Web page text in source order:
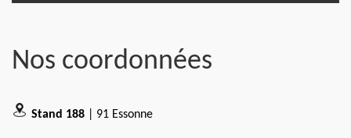
Nos coordonnées
Stand 188 | 91 Essonne